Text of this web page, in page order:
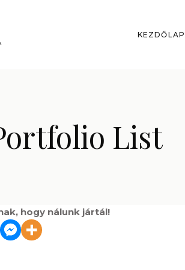
KEZDŐLAP
List
hogy nálunk jártál!